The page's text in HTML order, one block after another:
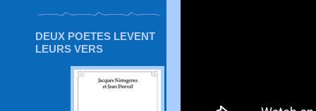
DEUX POETES LEVENT
LEURS VERS